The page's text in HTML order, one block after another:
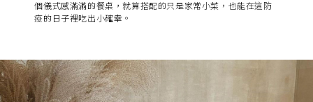
個儀式感滿滿的餐桌，就算搭配的只是家常小菜，也能在這防
疫的日子裡吃出小確幸。